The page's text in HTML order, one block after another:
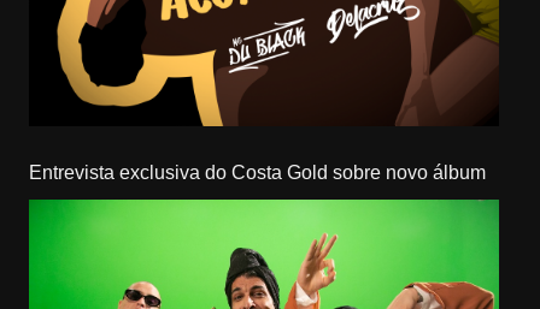
Entrevista exclusiva do Costa Gold sobre novo álbum